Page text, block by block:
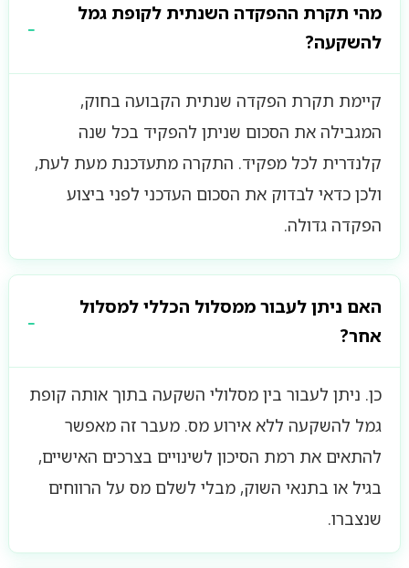
מהי תקרת ההפקדה השנתית לקופת גמל
להשקעה?
קיימת תקרת הפקדה שנתית הקבועה בחוק,
המגבילה את הסכום שניתן להפקיד בכל שנה
קלנדרית לכל מפקיד. התקרה מתעדכנת מעת לעת,
ולכן כדאי לבדוק את הסכום העדכני לפני ביצוע
הפקדה גדולה.
האם ניתן לעבור ממסלול הכללי למסלול
אחר?
כן. ניתן לעבור בין מסלולי השקעה בתוך אותה קופת
גמל להשקעה ללא אירוע מס. מעבר זה מאפשר
להתאים את רמת הסיכון לשינויים בצרכים האישיים,
בגיל או בתנאי השוק, מבלי לשלם מס על הרווחים
שנצברו.